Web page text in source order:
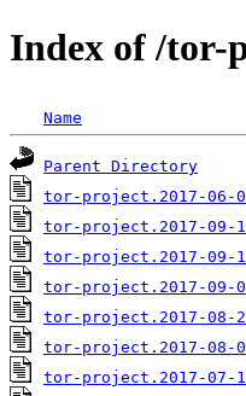
Index of /tor-
Name
Parent Directory
tor-project.2017-06-
tor-project.2017-09-
tor-project.2017-09-
tor-project.2017-09-
tor-project.2017-08-
tor-project.2017-08-
tor-project.2017-07-